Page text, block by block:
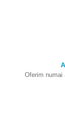
Oferim numai